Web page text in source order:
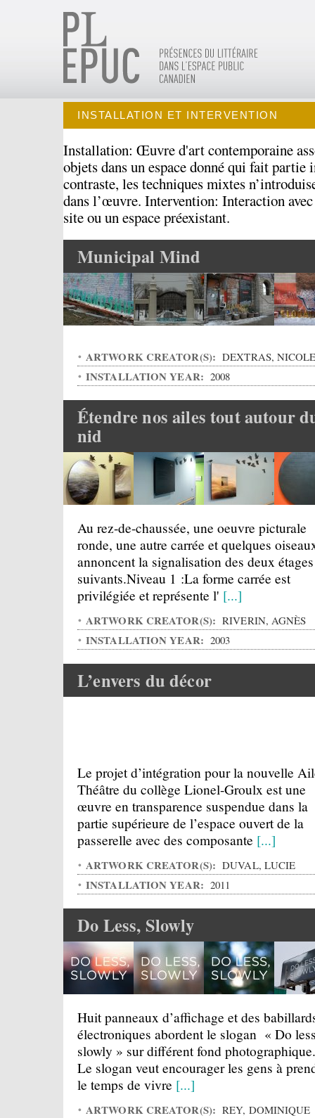
INSTALLATION ET INTERVENTION
Installation: Œuvre d'art contemporaine
objets dans un espace donné qui fait
contraste, les techniques mixtes
dans l’œuvre. Intervention: Interaction
site ou un espace préexistant.
Municipal Mind
ARTWORK CREATOR(S): DEXTRAS,
INSTALLATION YEAR: 2008
Étendre nos ailes tout autour
nid
Au rez-de-chaussée, une oeuvre picturale
ronde, une autre carrée et quelques
annoncent la signalisation des deux étages
suivants.Niveau 1 :La forme carrée est
privilégiée et représente l' [...]
ARTWORK CREATOR(S): RIVERIN, AGNÈS
INSTALLATION YEAR: 2003
L’envers du décor
Le projet d’intégration pour la nouvelle
Théâtre du collège Lionel-Groulx est une
œuvre en transparence suspendue dans la
partie supérieure de l’espace ouvert de la
passerelle avec des composante [...]
ARTWORK CREATOR(S): DUVAL, LUCIE
INSTALLATION YEAR: 2011
Do Less, Slowly
Huit panneaux d’affichage et des
électroniques abordent le slogan « Do
slowly » sur différent fond photographique.
Le slogan veut encourager les gens à
le temps de vivre [...]
ARTWORK CREATOR(S): REY, DOMINIQUE